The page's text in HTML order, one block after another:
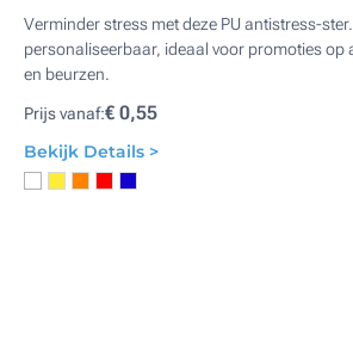
Verminder stress met deze PU antistress-
personaliseerbaar, ideaal voor promoties op
en beurzen.
Prijs vanaf:€ 0,55
Bekijk Details >